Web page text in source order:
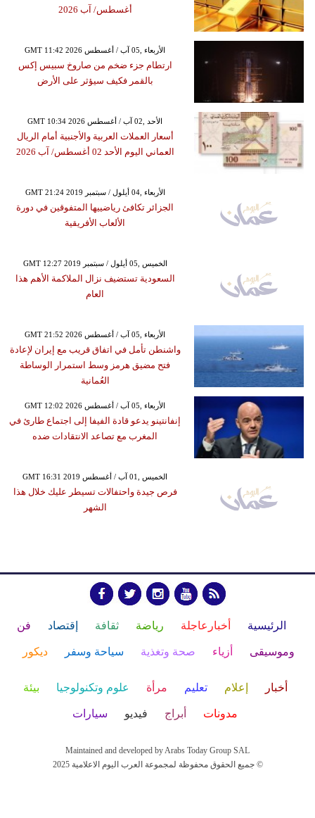
أغسطس/ آب 2026
GMT 11:42 2026 الأربعاء ,05 آب / أغسطس
ارتطام جزء ضخم من صاروخ سبيس إكس
بالقمر فكيف سيؤثر على الأرض
GMT 10:34 2026 الأحد ,02 آب / أغسطس
أسعار العملات العربية والأجنبية أمام الريال
العماني اليوم الأحد 02 أغسطس/ آب 2026
GMT 21:24 2019 الأربعاء ,04 أيلول / سبتمبر
الجزائر تكافئ رياضييها المتفوقين في دورة
الألعاب الأفريقية
GMT 12:27 2019 الخميس ,05 أيلول / سبتمبر
السعودية تستضيف نزال الملاكمة الأهم هذا
العام
GMT 21:52 2026 الأربعاء ,05 آب / أغسطس
واشنطن تأمل في اتفاق قريب مع إيران لإعادة
فتح مضيق هرمز وسط استمرار الوساطة
العُمانية
GMT 12:02 2026 الأربعاء ,05 آب / أغسطس
إنفانتينو يدعو قادة الفيفا إلى اجتماع طارئ في
المغرب مع تصاعد الانتقادات ضده
GMT 16:31 2019 الخميس ,01 آب / أغسطس
فرص جيدة واحتفالات تسيطر عليك خلال هذا
الشهر
الرئيسية أخبارعاجلة رياضة ثقافة إقتصاد فن
وموسيقى أزياء صحة وتغذية سياحة وسفر ديكور
أخبار إعلام تعليم مرأة علوم وتكنولوجيا بيئة
مدونات أبراج فيديو سيارات
Maintained and developed by Arabs Today Group SAL
جميع الحقوق محفوظة لمجموعة العرب اليوم الاعلامية 2025 ©